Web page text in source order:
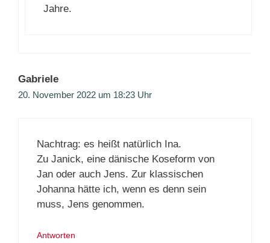
Jahre.
Gabriele
20. November 2022 um 18:23 Uhr
Nachtrag: es heißt natürlich Ina.
Zu Janick, eine dänische Koseform von
Jan oder auch Jens. Zur klassischen
Johanna hätte ich, wenn es denn sein
muss, Jens genommen.
Antworten